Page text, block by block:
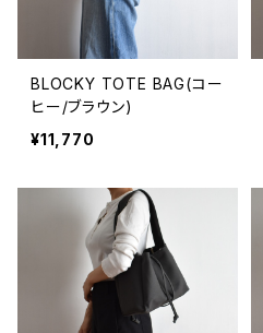
BLOCKY TOTE BAG(コー
ヒー/ブラウン)
¥11,770